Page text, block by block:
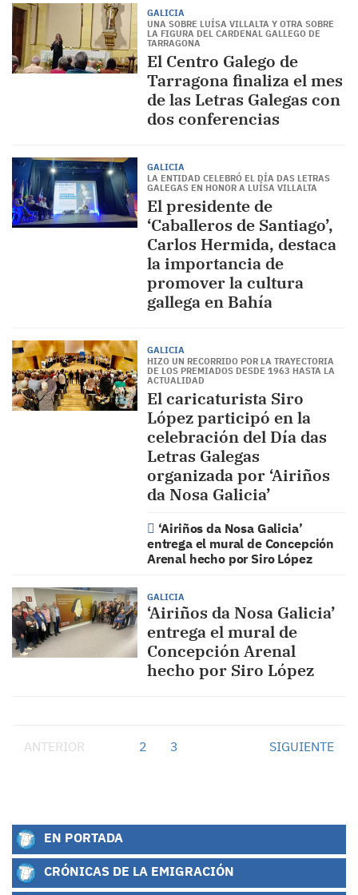
GALICIA
UNA SOBRE LUÍSA VILLALTA Y OTRA SOBRE
LA FIGURA DEL CARDENAL GALLEGO DE
TARRAGONA
El Centro Galego de
Tarragona finaliza el mes
de las Letras Galegas con
dos conferencias
GALICIA
LA ENTIDAD CELEBRÓ EL DÍA DAS LETRAS
GALEGAS EN HONOR A LUÍSA VILLALTA
El presidente de
‘Caballeros de Santiago’,
Carlos Hermida, destaca
la importancia de
promover la cultura
gallega en Bahía
GALICIA
HIZO UN RECORRIDO POR LA TRAYECTORIA
DE LOS PREMIADOS DESDE 1963 HASTA LA
ACTUALIDAD
El caricaturista Siro
López participó en la
celebración del Día das
Letras Galegas
organizada por ‘Airiños
da Nosa Galicia’
‘Airiños da Nosa Galicia’
entrega el mural de Concepción
Arenal hecho por Siro López
GALICIA
‘Airiños da Nosa Galicia’
entrega el mural de
Concepción Arenal
hecho por Siro López
ANTERIOR 2 3 SIGUIENTE
EN PORTADA
CRÓNICAS DE LA EMIGRACIÓN